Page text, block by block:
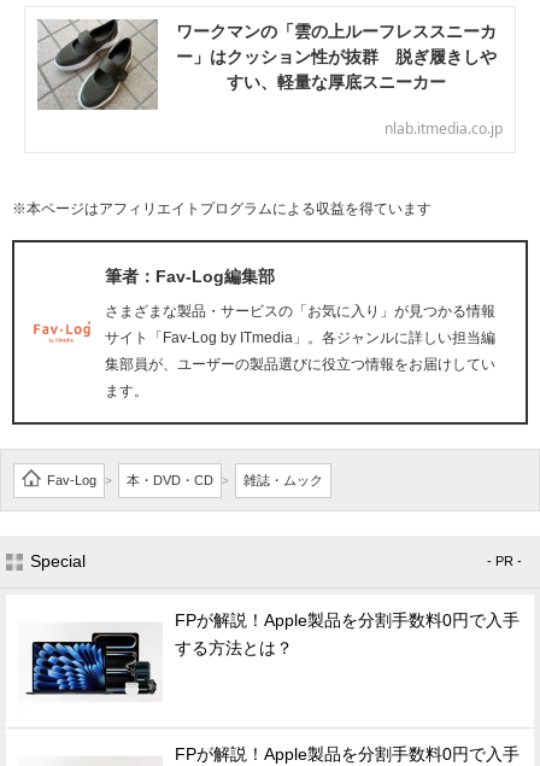
ワークマンの「雲の上ルーフレススニーカ
ー」はクッション性が抜群 脱ぎ履きしや
すい、軽量な厚底スニーカー
nlab.itmedia.co.jp
※本ページはアフィリエイトプログラムによる収益を得ています
筆者：Fav-Log編集部
さまざまな製品・サービスの「お気に入り」が見つかる情報
サイト「Fav-Log by ITmedia」。各ジャンルに詳しい担当編
集部員が、ユーザーの製品選びに役立つ情報をお届けしてい
ます。
Fav-Log > 本・DVD・CD > 雑誌・ムック
Special - PR -
FPが解説！Apple製品を分割手数料0円で入手
する方法とは？
FPが解説！Apple製品を分割手数料0円で入手